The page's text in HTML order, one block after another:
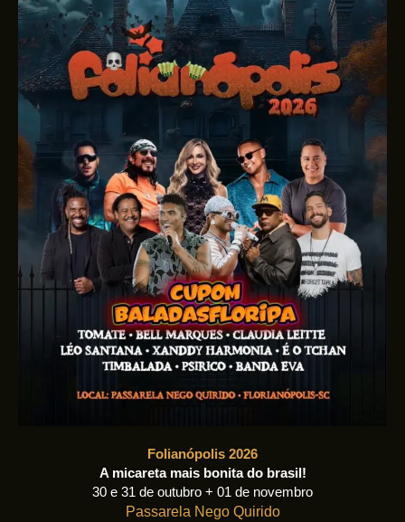
Folianópolis 2026
A micareta mais bonita do brasil!
30 e 31 de outubro + 01 de novembro
Passarela Nego Quirido